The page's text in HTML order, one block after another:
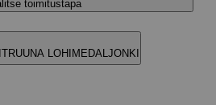
toimitustapa
LOHIMEDALJONKI